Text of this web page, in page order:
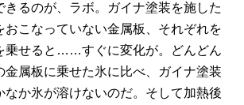
きるのが、ラボ。ガイナ塗装を施した
おこなっていない金属板、それぞれを
乗せると……すぐに変化が。どんどん
金属板に乗せた氷に比べ、ガイナ塗装
なか氷が溶けないのだ。そして加熱後